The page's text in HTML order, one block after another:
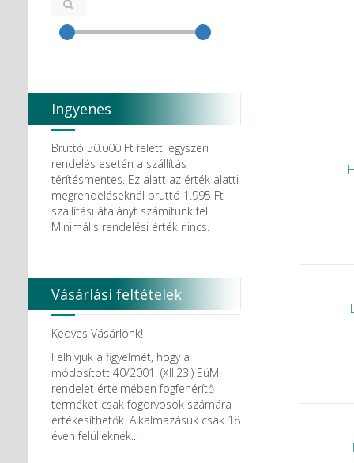
Coxo Medical Instrument Co.
Degradable Sol. AG
Degradable Solutions AG
DELTA RT.
Dendia GmbH
DenMat Holdings, LLC
Dental Film srl.
Dental Pacific
Dentis
Dentsolv AB
Detax
DFS
DIADENT
Diaswiss S.A.
Discus Dental PHILIPS
DISPOTECH S.r.l.
DKL
DMG
DÜRR DENTAL SE
DUX
Ingyenes
házhozszállítás
Bruttó 50.000 Ft feletti egyszeri
rendelés esetén a szállítás
térítésmentes. Ez alatt az érték alatti
megrendeléseknél bruttó 1.995 Ft
szállítási átalányt számítunk fel.
Minimális rendelési érték nincs.
Vásárlási feltételek
Kedves Vásárlónk!
Felhívjuk a figyelmét, hogy a
módosított 40/2001. (XII.23.) EüM
rendelet értelmében fogfehérítő
terméket csak fogorvosok számára
értékesíthetők. Alkalmazásuk csak 18
éven felülieknek...